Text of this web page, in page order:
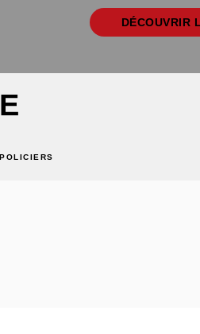
DÉCOUVRIR